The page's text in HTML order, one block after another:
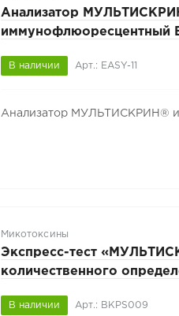
Анализатор
иммунофлюоресцентный
В наличии Арт.: EASY-11
Анализатор МУЛЬТИСКРИН®
Микотоксины
Экспресс-тест
количественного
2026, 25 тестов, арт.
В наличии Арт.: BKPS009